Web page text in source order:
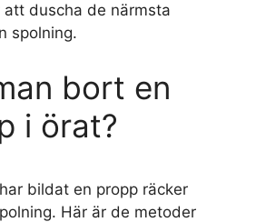
duscha de närmsta
spolning.
bort en
i örat?
bildat en propp räcker
Här är de metoder